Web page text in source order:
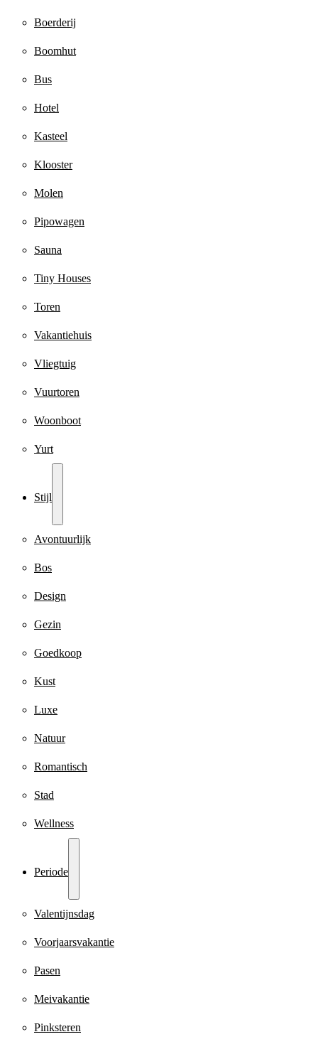
Boerderij
Boomhut
Bus
Hotel
Kasteel
Klooster
Molen
Pipowagen
Sauna
Tiny Houses
Toren
Vakantiehuis
Vliegtuig
Vuurtoren
Woonboot
Yurt
Stijl
Avontuurlijk
Bos
Design
Gezin
Goedkoop
Kust
Luxe
Natuur
Romantisch
Stad
Wellness
Periode
Valentijnsdag
Voorjaarsvakantie
Pasen
Meivakantie
Pinksteren